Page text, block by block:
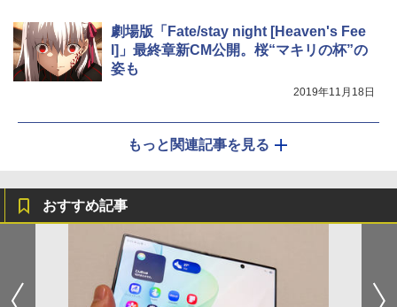
劇場版「Fate/stay night [Heaven's Fee
l]」最終章新CM公開。桜“マキリの杯”の
姿も
2019年11月18日
もっと関連記事を見る
おすすめ記事